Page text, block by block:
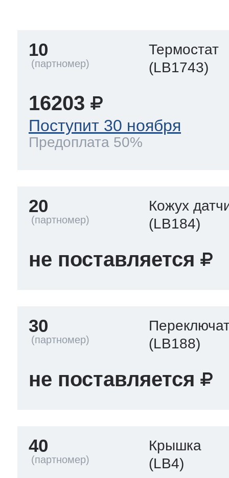
морозилок
холод.камер
10
Термостат
(LB1743)
16203
Поступит 30 ноября
Предоплата 50%
20
Кожух
(LB184)
не поставляется
30
(LB188)
не поставляется
40
Крышка
(LB4)